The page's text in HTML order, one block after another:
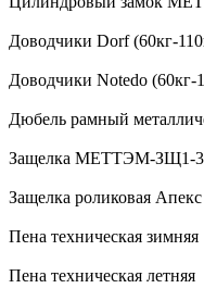
Доводчики Dorf (60кг-
Доводчики Notedo (60кг-
Дюбель рамный
Защелка МЕТТЭМ-ЗЩ1-3
Защелка роликовая
Пена техническая зимняя
Пена техническая летняя